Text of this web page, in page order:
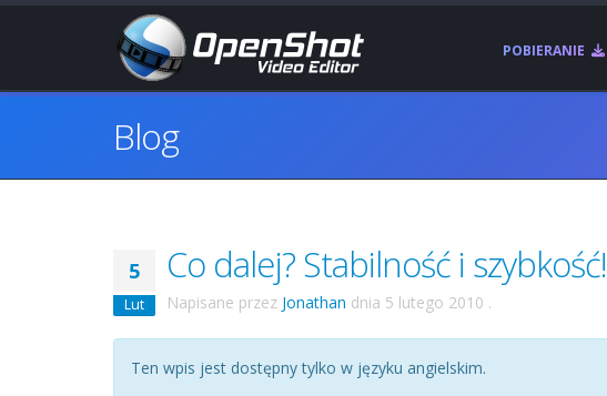
POBIERANIE
Blog
5
Lut
Co dalej? Stabilność i szybkość!
Napisane przez Jonathan dnia 5 lutego 2010 .
Ten wpis jest dostępny tylko w języku angielskim.